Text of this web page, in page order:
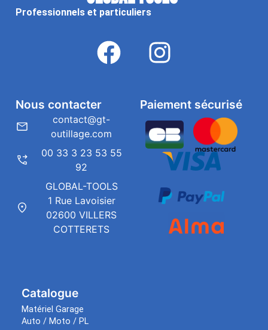
Professionnels et particuliers
Catalogue
Matériel Garage
Auto / Moto / PL
Paiement sécurisé
Nous contacter
contact@gt-
outillage.com
00 33 3 23 53 55
92
GLOBAL-TOOLS
1 Rue Lavoisier
02600 VILLERS
COTTERETS